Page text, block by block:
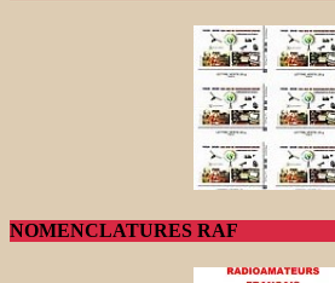
NOMENCLATURES RAF